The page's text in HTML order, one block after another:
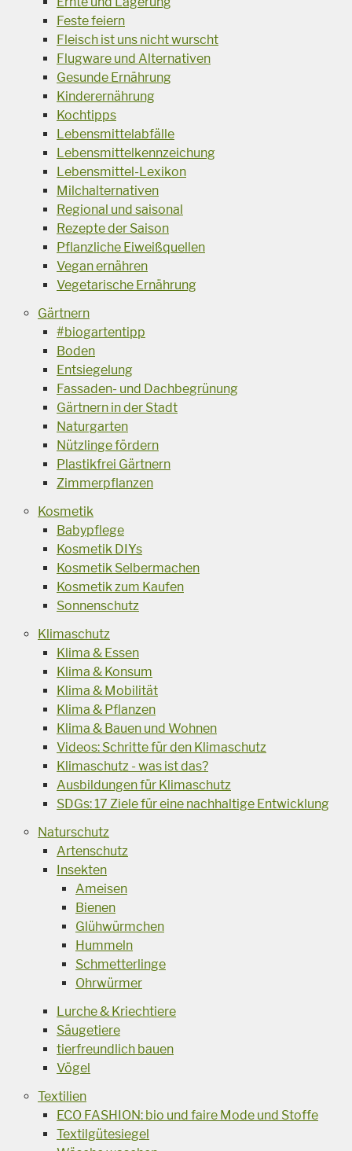
Feste feiern
Fleisch ist uns nicht wurscht
Flugware und Alternativen
Gesunde Ernährung
Kinderernährung
Kochtipps
Lebensmittelabfälle
Lebensmittelkennzeichung
Lebensmittel-Lexikon
Milchalternativen
Regional und saisonal
Rezepte der Saison
Pflanzliche Eiweißquellen
Vegan ernähren
Vegetarische Ernährung
Gärtnern
#biogartentipp
Boden
Entsiegelung
Fassaden- und Dachbegrünung
Gärtnern in der Stadt
Naturgarten
Nützlinge fördern
Plastikfrei Gärtnern
Zimmerpflanzen
Kosmetik
Babypflege
Kosmetik DIYs
Kosmetik Selbermachen
Kosmetik zum Kaufen
Sonnenschutz
Klimaschutz
Klima & Essen
Klima & Konsum
Klima & Mobilität
Klima & Pflanzen
Klima & Bauen und Wohnen
Videos: Schritte für den Klimaschutz
Klimaschutz - was ist das?
Ausbildungen für Klimaschutz
SDGs: 17 Ziele für eine nachhaltige Entwicklung
Naturschutz
Artenschutz
Insekten
Ameisen
Bienen
Glühwürmchen
Hummeln
Schmetterlinge
Ohrwürmer
Lurche & Kriechtiere
Säugetiere
tierfreundlich bauen
Vögel
Textilien
ECO FASHION: bio und faire Mode und Stoffe
Textilgütesiegel